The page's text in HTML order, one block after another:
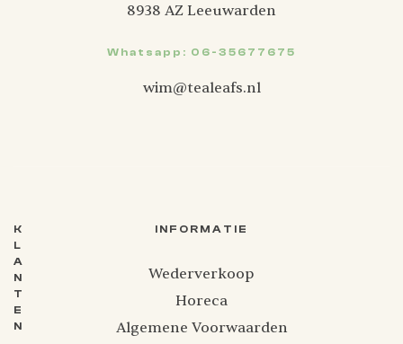
K
L
A
N
T
E
N
INFORMATIE
Wederverkoop
Horeca
Algemene Voorwaarden
8938 AZ Leeuwarden
Whatsapp: 06-35677675
wim@tealeafs.nl